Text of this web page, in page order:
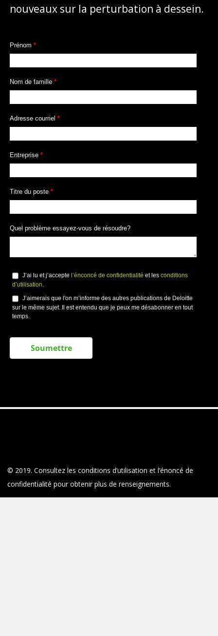
nouveaux sur la perturbation à dessein.
© 2019. Consultez les conditions d’utilisation et l’énoncé de
confidentialité pour obtenir plus de renseignements.